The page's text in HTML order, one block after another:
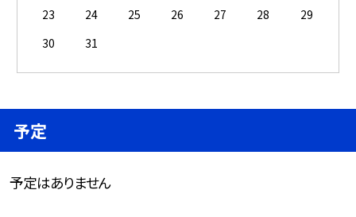
23
24 25 26 27 28
29
30
31
予定
予定はありません